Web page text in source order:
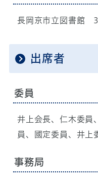
長岡京市立図書館
出席者
委員
井上会長、仁木委員
員、國定委員、井上
事務局